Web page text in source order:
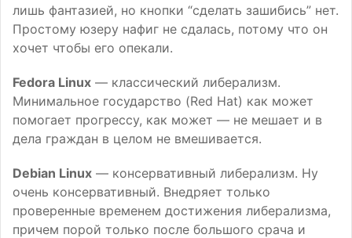
лишь фантазией, но кнопки “сделать зашибись” нет.
Простому юзеру нафиг не сдалась, потому что он
хочет чтобы его опекали.
Fedora Linux — классический либерализм.
Минимальное государство (Red Hat) как может
помогает прогрессу, как может — не мешает и в
дела граждан в целом не вмешивается.
Debian Linux — консервативный либерализм. Ну
очень консервативный. Внедряет только
проверенные временем достижения либерализма,
причем порой только после большого срача и